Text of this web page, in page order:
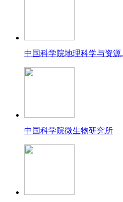
中国科学院地理科学与资源.
中国科学院微生物研究所